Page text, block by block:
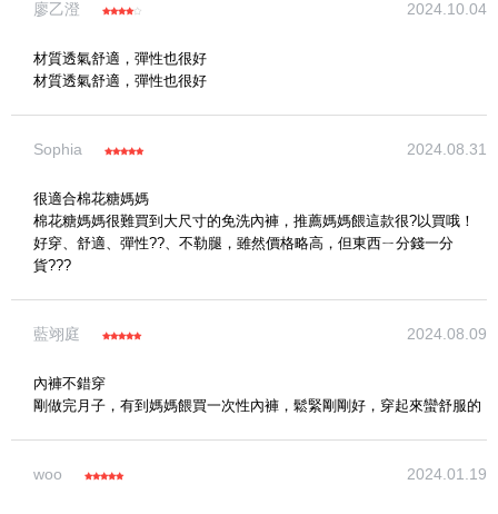
廖乙澄 2024.10.04
材質透氣舒適，彈性也很好
材質透氣舒適，彈性也很好
Sophia 2024.08.31
很適合棉花糖媽媽
棉花糖媽媽很難買到大尺寸的免洗內褲，推薦媽媽餵這款很?️以買哦！
好穿、舒適、彈性??、不勒腿，雖然價格略高，但東西ㄧ分錢一分
貨???
藍翊庭 2024.08.09
內褲不錯穿
剛做完月子，有到媽媽餵買一次性內褲，鬆緊剛剛好，穿起來蠻舒服的
woo 2024.01.19